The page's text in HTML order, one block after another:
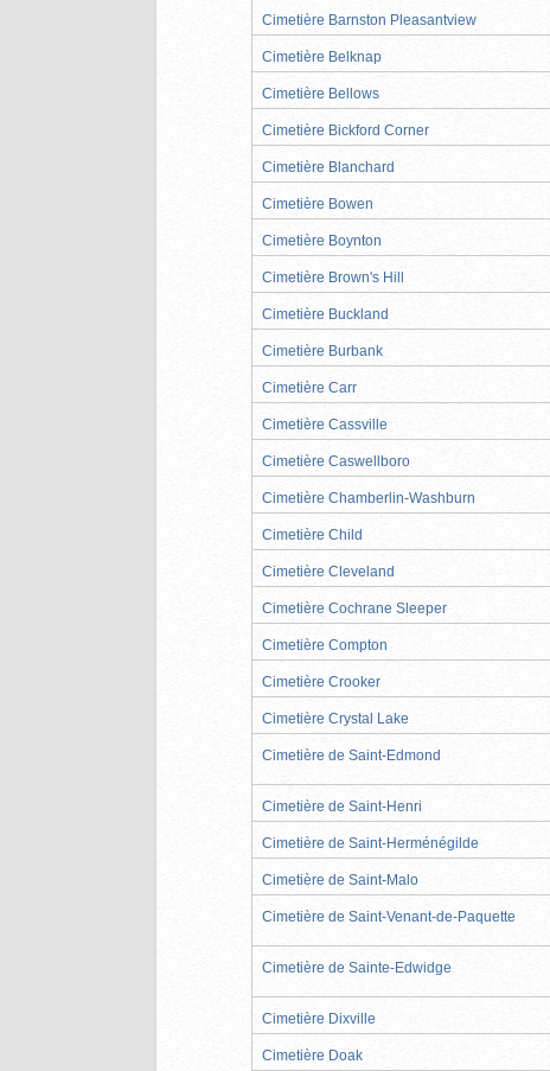
Cimetière Barnston Pleasantview
Cimetière Belknap
Cimetière Bellows
Cimetière Bickford Corner
Cimetière Blanchard
Cimetière Bowen
Cimetière Boynton
Cimetière Brown's Hill
Cimetière Buckland
Cimetière Burbank
Cimetière Carr
Cimetière Cassville
Cimetière Caswellboro
Cimetière Chamberlin-Washburn
Cimetière Child
Cimetière Cleveland
Cimetière Cochrane Sleeper
Cimetière Compton
Cimetière Crooker
Cimetière Crystal Lake
Cimetière de Saint-Edmond
Cimetière de Saint-Henri
Cimetière de Saint-Herménégilde
Cimetière de Saint-Malo
Cimetière de Saint-Venant-de-Paquette
Cimetière de Sainte-Edwidge
Cimetière Dixville
Cimetière Doak